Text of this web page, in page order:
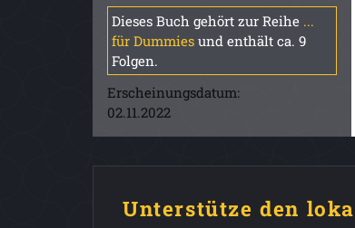
Dieses Buch gehört zur Reihe ...
für Dummies und enthält ca. 9
Folgen.
Erscheinungsdatum:
02.11.2022
Unterstütze den